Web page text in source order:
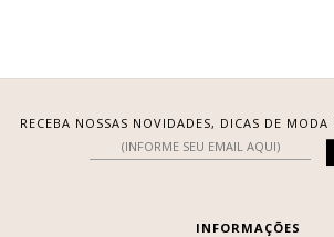
RECEBA NOSSAS NOVIDADES, DICAS DE
INFORMAÇÕES